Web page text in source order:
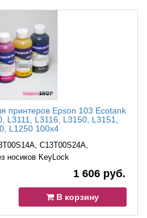
принтеров Epson 103 Ecotank
L3111, L3116, L3150, L3151,
L1250 100x4
C13T00S24A,
носиков KeyLock
1 606 руб.
В корзину